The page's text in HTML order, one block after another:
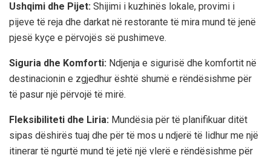
Ushqimi dhe Pijet: Shijimi i kuzhinës lokale, provimi i
pijeve të reja dhe darkat në restorante të mira mund të jenë
pjesë kyçe e përvojës së pushimeve.
Siguria dhe Komforti: Ndjenja e sigurisë dhe komfortit në
destinacionin e zgjedhur është shumë e rëndësishme për
të pasur një përvojë të mirë.
Fleksibiliteti dhe Liria: Mundësia për të planifikuar ditët
sipas dëshirës tuaj dhe për të mos u ndjerë të lidhur me një
itinerar të ngurtë mund të jetë një vlerë e rëndësishme për